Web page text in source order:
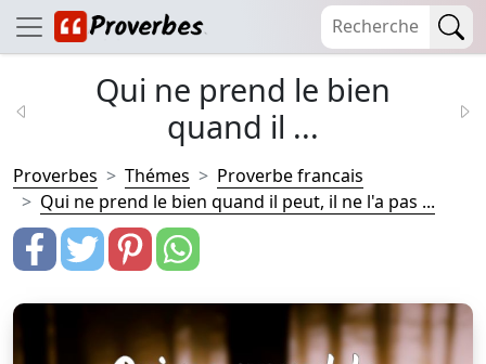
Qui ne prend le bien
quand il ...
Proverbes Thémes
Proverbe francais
Qui ne prend le bien quand il peut, il ne l'a pas ...